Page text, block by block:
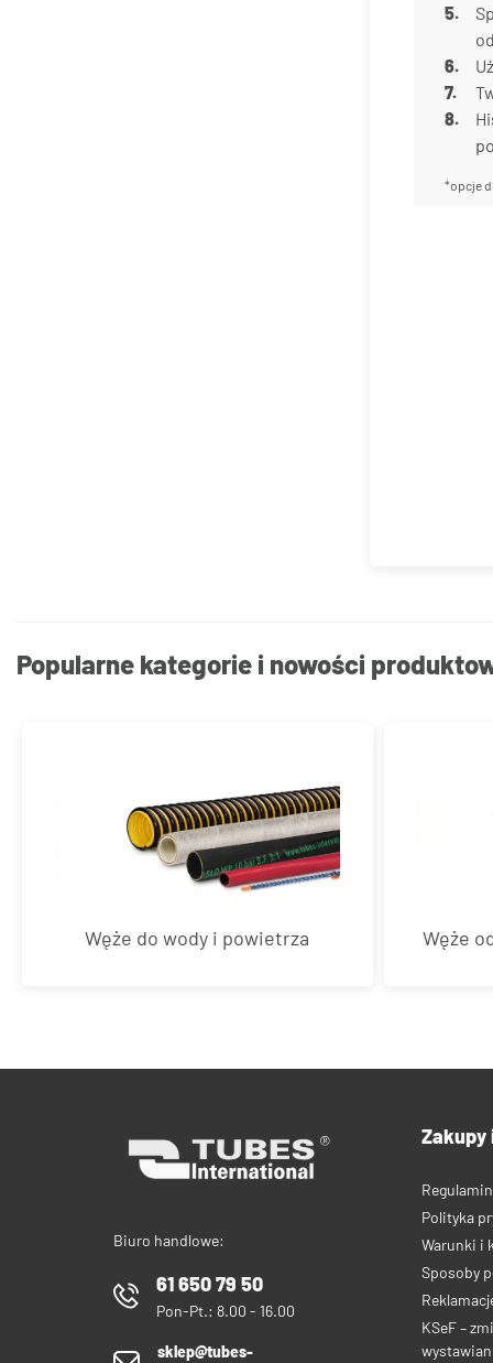
*opcje
Popularne kategorie i nowości
Węże do wody i powietrza Węże
Biuro handlowe:
61 650 79 50
Pon-Pt.: 8.00 - 16.00
sklep@tubes-
Polityka
Warunki i
Sposoby
KSeF –